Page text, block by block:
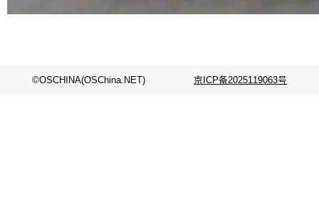
©OSCHINA(OSChina.NET) 京ICP备2025119063号